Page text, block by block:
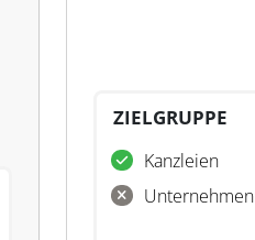
ZIELGRUPPE
Kanzleien
Unternehmen